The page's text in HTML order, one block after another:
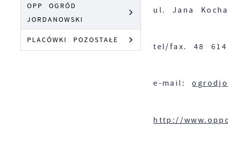
OPP OGRÓD
JORDANOWSKI
PLACÓWKI POZOSTAŁE
ul. Jana
tel/fax. 48
e-mail:
http://